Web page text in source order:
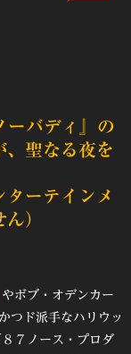
ーバディ』の
、聖なる夜を
ーテインメ
）
やボブ・オデンカー
つド派手なハリウッ
７ノース・プロダ